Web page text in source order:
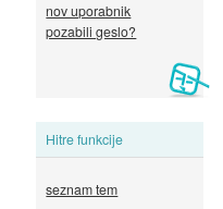
nov uporabnik
pozabili geslo?
Hitre funkcije
seznam tem